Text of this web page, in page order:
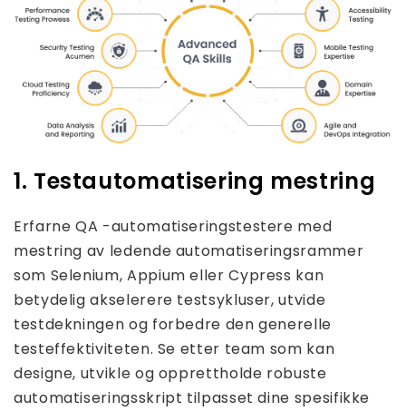
1. Testautomatisering mestring
Erfarne QA -automatiseringstestere med
mestring av ledende automatiseringsrammer
som Selenium, Appium eller Cypress kan
betydelig akselerere testsykluser, utvide
testdekningen og forbedre den generelle
testeffektiviteten. Se etter team som kan
designe, utvikle og opprettholde robuste
automatiseringsskript tilpasset dine spesifikke